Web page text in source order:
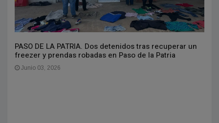
PASO DE LA PATRIA. Dos detenidos tras recuperar un
freezer y prendas robadas en Paso de la Patria
Junio 03, 2026